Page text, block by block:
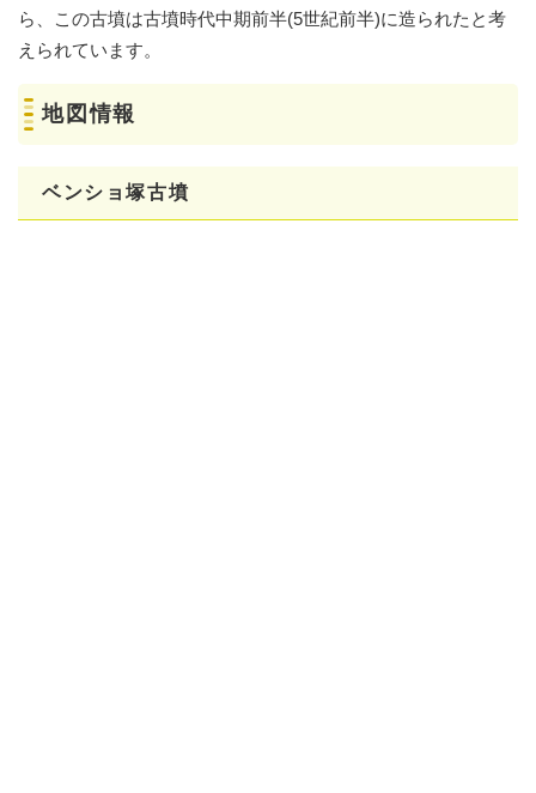
ら、この古墳は古墳時代中期前半(5世紀前半)に造られたと考
えられています。
地図情報
ベンショ塚古墳